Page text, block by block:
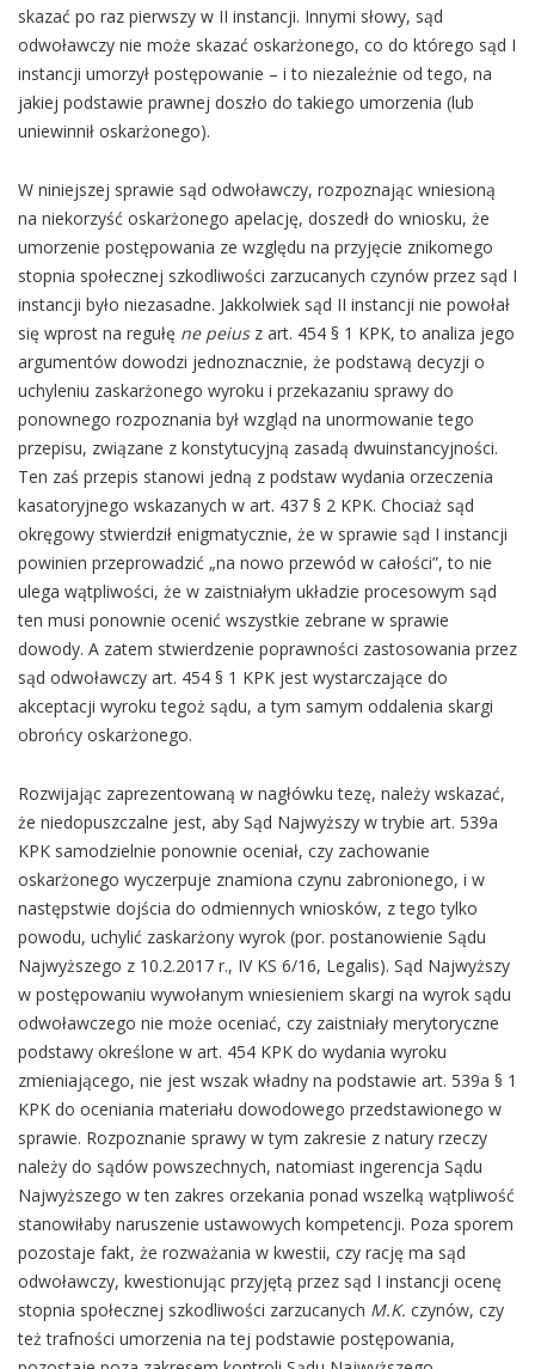
skazać po raz pierwszy w II instancji. Innymi słowy, sąd
odwoławczy nie może skazać oskarżonego, co do którego sąd I
instancji umorzył postępowanie – i to niezależnie od tego, na
jakiej podstawie prawnej doszło do takiego umorzenia (lub
uniewinnił oskarżonego).
W niniejszej sprawie sąd odwoławczy, rozpoznając wniesioną
na niekorzyść oskarżonego apelację, doszedł do wniosku, że
umorzenie postępowania ze względu na przyjęcie znikomego
stopnia społecznej szkodliwości zarzucanych czynów przez sąd I
instancji było niezasadne. Jakkolwiek sąd II instancji nie powołał
się wprost na regułę ne peiusz art. 454 § 1 KPK, to analiza jego
argumentów dowodzi jednoznacznie, że podstawą decyzji o
uchyleniu zaskarżonego wyroku i przekazaniu sprawy do
ponownego rozpoznania był wzgląd na unormowanie tego
przepisu, związane z konstytucyjną zasadą dwuinstancyjności.
Ten zaś przepis stanowi jedną z podstaw wydania orzeczenia
kasatoryjnego wskazanych w art. 437 § 2 KPK. Chociaż sąd
okręgowy stwierdził enigmatycznie, że w sprawie sąd I instancji
powinien przeprowadzić „na nowo przewód w całości”, to nie
ulega wątpliwości, że w zaistniałym układzie procesowym sąd
ten musi ponownie ocenić wszystkie zebrane w sprawie
dowody. A zatem stwierdzenie poprawności zastosowania przez
sąd odwoławczy art. 454 § 1 KPK jest wystarczające do
akceptacji wyroku tegoż sądu, a tym samym oddalenia skargi
obrońcy oskarżonego.
Rozwijając zaprezentowaną w nagłówku tezę, należy wskazać,
że niedopuszczalne jest, aby Sąd Najwyższy w trybie art. 539a
KPK samodzielnie ponownie oceniał, czy zachowanie
oskarżonego wyczerpuje znamiona czynu zabronionego, i w
następstwie dojścia do odmiennych wniosków, z tego tylko
powodu, uchylić zaskarżony wyrok (por. postanowienie Sądu
Najwyższego z 10.2.2017 r., IV KS 6/16, Legalis). Sąd Najwyższy
w postępowaniu wywołanym wniesieniem skargi na wyrok sądu
odwoławczego nie może oceniać, czy zaistniały merytoryczne
podstawy określone w art. 454 KPK do wydania wyroku
zmieniającego, nie jest wszak władny na podstawie art. 539a § 1
KPK do oceniania materiału dowodowego przedstawionego w
sprawie. Rozpoznanie sprawy w tym zakresie z natury rzeczy
należy do sądów powszechnych, natomiast ingerencja Sądu
Najwyższego w ten zakres orzekania ponad wszelką wątpliwość
stanowiłaby naruszenie ustawowych kompetencji. Poza sporem
pozostaje fakt, że rozważania w kwestii, czy rację ma sąd
odwoławczy, kwestionując przyjętą przez sąd I instancji ocenę
stopnia społecznej szkodliwości zarzucanych M.K. czynów, czy
też trafności umorzenia na tej podstawie postępowania,